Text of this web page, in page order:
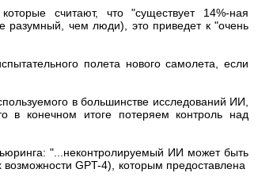
считают, что "существует 14%-ная
разумный, чем люди), это приведет к "очень
полета нового самолета, если
в большинстве исследований ИИ,
в конечном итоге потеряем контроль над
"...неконтролируемый ИИ может быть
GPT-4), которым предоставлена